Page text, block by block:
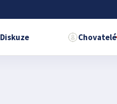
Diskuze Chovatelé